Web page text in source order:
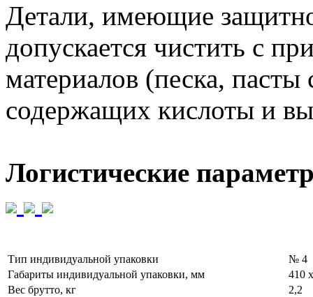
Детали, имеющие
допускается чистить с
материалов (песка, пасты
содержащих кислоты и
Логистические
Тип индивидуальной упаковки
№ 4
Габариты индивидуальной упаковки, мм
410
Вес брутто, кг
2,2